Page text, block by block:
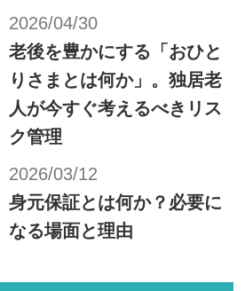
2026/04/30
老後を豊かにする「おひと
りさまとは何か」。独居老
人が今すぐ考えるべきリス
ク管理
2026/03/12
身元保証とは何か？必要に
なる場面と理由